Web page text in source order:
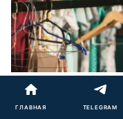
Скроете все
платье по типу
ГЛАВНАЯ TELEGRAM